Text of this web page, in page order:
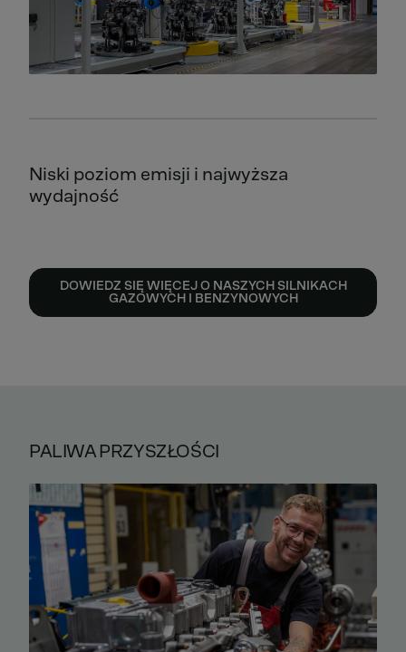
Niski poziom emisji i najwyższa
wydajność
DOWIEDZ SIĘ WIĘCEJ O NASZYCH SILNIKACH
GAZOWYCH I BENZYNOWYCH
PALIWA PRZYSZŁOŚCI